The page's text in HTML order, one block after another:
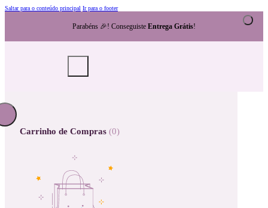
Saltar para o conteúdo principal Ir para o footer
Parabéns 🎉! Conseguiste Entrega Grátis!
Carrinho de Compras (0)